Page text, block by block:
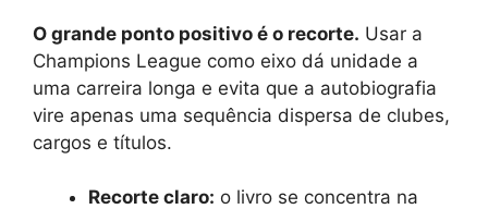
O grande ponto positivo é o recorte. Usar a
Champions League como eixo dá unidade a
uma carreira longa e evita que a autobiografia
vire apenas uma sequência dispersa de clubes,
cargos e títulos.
Recorte claro: o livro se concentra na